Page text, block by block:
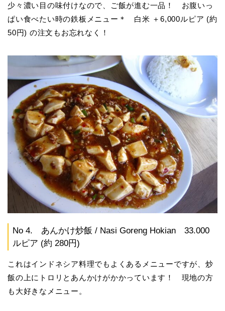
少々濃い目の味付けなので、ご飯が進む一品！ お腹いっ
ぱい食べたい時の鉄板メニュー＊ 白米 ＋6,000ルピア (約
50円) の注文もお忘れなく！
No 4. あんかけ炒飯 / Nasi Goreng Hokian 33.000
ルピア (約 280円)
これはインドネシア料理でもよくあるメニューですが、炒
飯の上にトロリとあんかけがかかっています！ 現地の方
も大好きなメニュー。